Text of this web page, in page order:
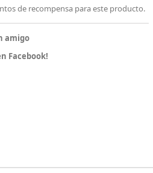
de recompensa para este producto.
amigo
Facebook!